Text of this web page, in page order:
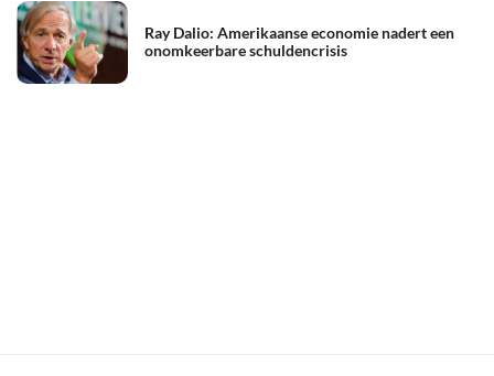
Ray Dalio: Amerikaanse economie nadert een
onomkeerbare schuldencrisis